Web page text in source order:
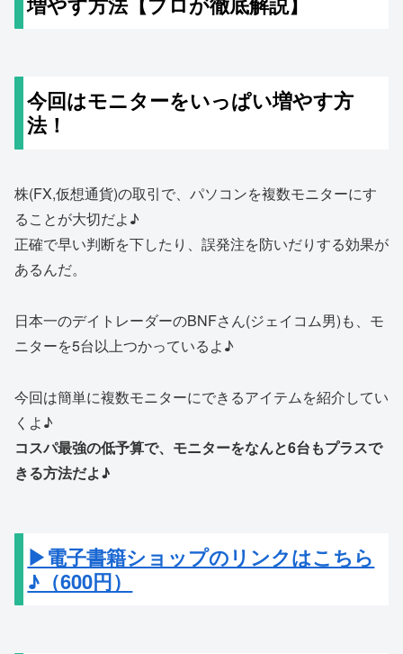
今回はモニターをいっぱい増やす方
法！
株(FX,仮想通貨)の取引で、パソコンを複数モニターにす
ることが大切だよ♪
正確で早い判断を下したり、誤発注を防いだりする効果が
あるんだ。
日本一のデイトレーダーのBNFさん(ジェイコム男)も、モ
ニターを5台以上つかっているよ♪
今回は簡単に複数モニターにできるアイテムを紹介してい
くよ♪
コスパ最強の低予算で、モニターをなんと6台もプラスで
きる方法だよ♪
▶電子書籍ショップのリンクはこちら
♪（600円）